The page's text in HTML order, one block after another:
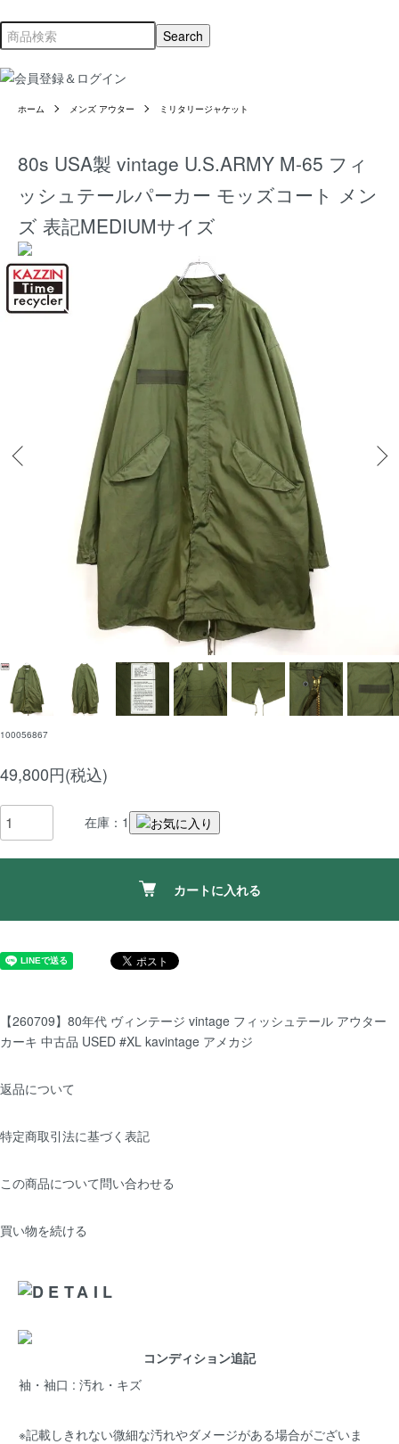
ホーム メンズ アウター ミリタリージャケット
80s USA製 vintage U.S.ARMY M-65 フィ
ッシュテールパーカー モッズコート メン
ズ 表記MEDIUMサイズ
100056867
49,800円(税込)
在庫：1
カートに入れる
【260709】80年代 ヴィンテージ vintage フィッシュテール アウター
カーキ 中古品 USED #XL kavintage アメカジ
返品について
特定商取引法に基づく表記
この商品について問い合わせる
買い物を続ける
コンディション追記
袖・袖口 : 汚れ・キズ
※記載しきれない微細な汚れやダメージがある場合がございま